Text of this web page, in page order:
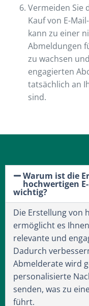
Vermeiden Sie
Kauf von E-
kann zu einer
Abmeldungen
zu wachsen
engagierten
tatsächlich an
sind.
Warum ist die
hochwertigen
wichtig?
Die Erstellung von
ermöglicht es
relevante und
Dadurch
Abmelderate wird
personalisierte
senden, was zu
führt.